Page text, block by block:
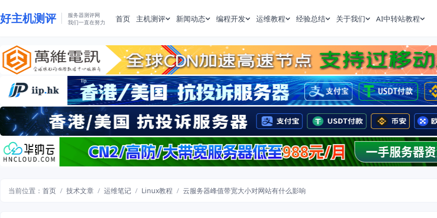
好主机测评
服务器测评网
我们一直在努力
首页 主机测评 新闻动态 编程开发 运维教程 经验总结 关于我们 AI中转站教程
当前位置： 首页 / 技术文章 / 运维笔记 / Linux教程 / 云服务器峰值带宽大小对网站有什么影响